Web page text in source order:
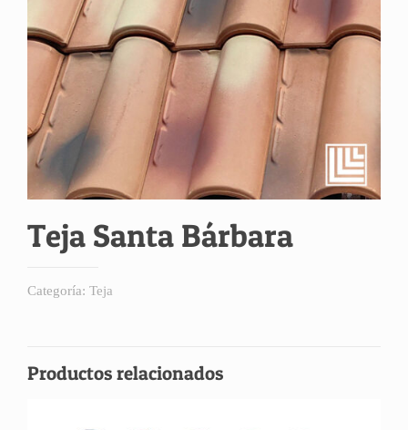
Teja Santa Bárbara
Categoría: Teja
Productos relacionados